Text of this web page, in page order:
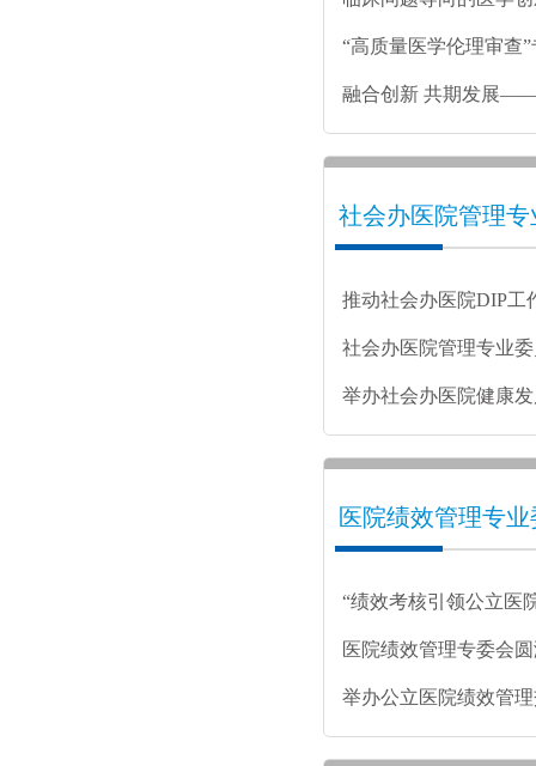
办
“高质量医学伦理审查
融合创新 共期发展
社会办医院管理
推动社会办医院DIP工
社会办医院管理专业
动举办
举办社会办医院健康
医院绩效管理专
“绩效考核引领公立医
功举行
医院绩效管理专委会
举办公立医院绩效管